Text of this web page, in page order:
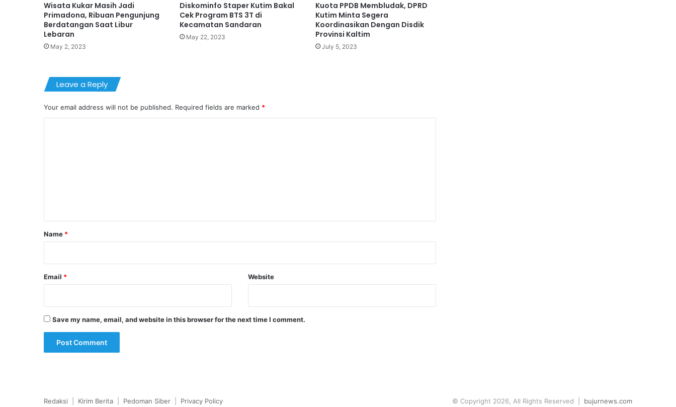
Wisata Kukar Masih Jadi
Primadona, Ribuan Pengunjung
Berdatangan Saat Libur
Lebaran
May 2, 2023
Diskominfo Staper Kutim Bakal
Cek Program BTS 3T di
Kecamatan Sandaran
May 22, 2023
Kuota PPDB Membludak, DPRD
Kutim Minta Segera
Koordinasikan Dengan Disdik
Provinsi Kaltim
July 5, 2023
Leave a Reply
Your email address will not be published. Required fields are marked *
*
Name *
Email * Website
Save my name, email, and website in this browser for the next time I comment.
Redaksi Kirim Berita Pedoman Siber Privacy Policy © Copyright 2026, All Rights Reserved | bujurnews.com